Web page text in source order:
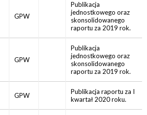
GPW
Publikacja
jednostkowego oraz
skonsolidowanego
raportu za 2019 rok.
GPW
Publikacja
jednostkowego oraz
skonsolidowanego
raportu za 2019 rok.
GPW
Publikacja raportu za I
kwartał 2020 roku.